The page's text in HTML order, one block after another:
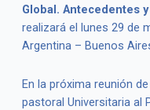
Global. Antecedentes
realizará el lunes 29 de
Argentina – Buenos
En la próxima reunión
pastoral Universitaria al